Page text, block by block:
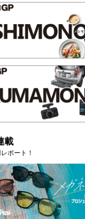
【GoodsPress 2026上半
載
ポート！